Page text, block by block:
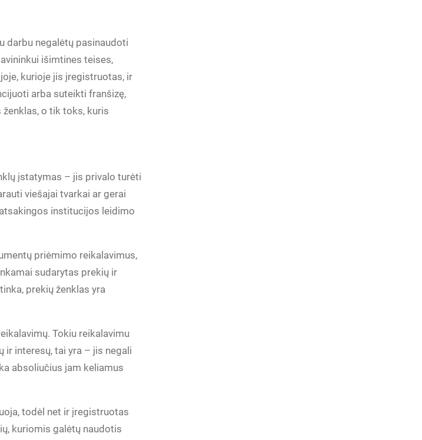
darbu negalėtų pasinaudoti
išimtines teises,
kurioje jis įregistruotas, ir
arba suteikti franšizę,
o tik toks, kuris
įstatymas – jis privalo turėti
viešajai tvarkai ar gerai
institucijos leidimo
priėmimo reikalavimus,
sudarytas prekių ir
prekių ženklas yra
Tokiu reikalavimu
ir interesų, tai yra – jis negali
absoliučius jam keliamus
todėl net ir įregistruotas
kuriomis galėtų naudotis